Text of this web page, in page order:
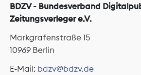
BDZV - Bundesverband
Zeitungsverleger e.V.
Markgrafenstraße 15
10969 Berlin
E-Mail: bdzv@bdzv.de